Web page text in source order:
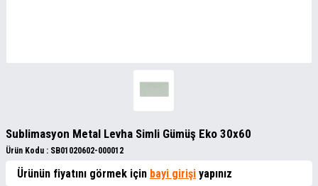
Sublimasyon Metal Levha Simli Gümüş Eko 30x60
Ürün Kodu : SB01020602-000012
Ürünün fiyatını görmek için bayi girişi yapınız